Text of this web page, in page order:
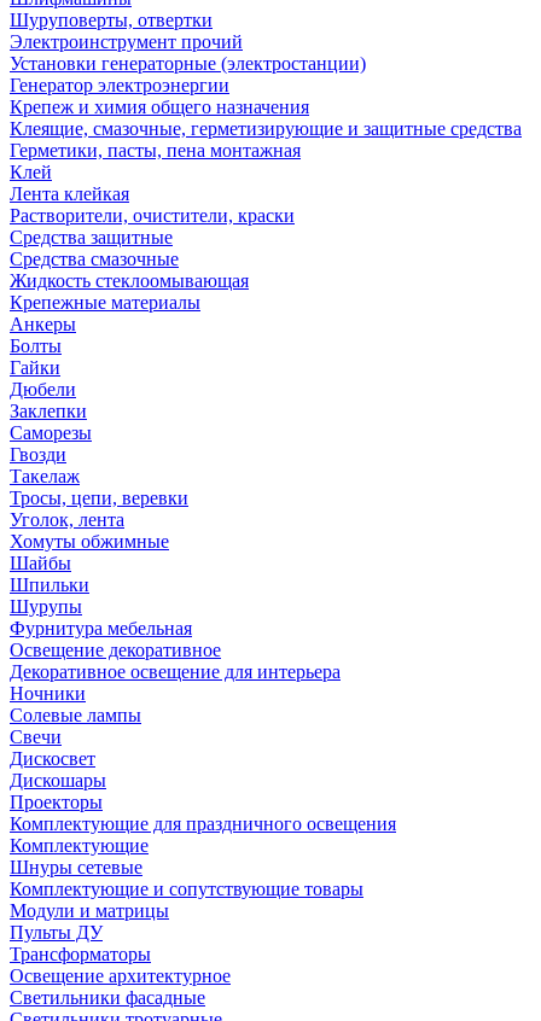
Шуруповерты, отвертки
Электроинструмент прочий
Установки генераторные (электростанции)
Генератор электроэнергии
Крепеж и химия общего назначения
Клеящие, смазочные, герметизирующие и защитные средства
Герметики, пасты, пена монтажная
Клей
Лента клейкая
Растворители, очистители, краски
Средства защитные
Средства смазочные
Жидкость стеклоомывающая
Крепежные материалы
Анкеры
Болты
Гайки
Дюбели
Заклепки
Саморезы
Гвозди
Такелаж
Тросы, цепи, веревки
Уголок, лента
Хомуты обжимные
Шайбы
Шпильки
Шурупы
Фурнитура мебельная
Освещение декоративное
Декоративное освещение для интерьера
Ночники
Солевые лампы
Свечи
Дискосвет
Дискошары
Проекторы
Комплектующие для праздничного освещения
Комплектующие
Шнуры сетевые
Комплектующие и сопутствующие товары
Модули и матрицы
Пульты ДУ
Трансформаторы
Освещение архитектурное
Светильники фасадные